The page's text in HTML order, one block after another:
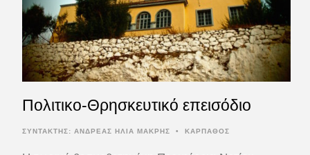
Πολιτικο-Θρησκευτικό επεισόδιο
ΣΥΝΤΆΚΤΗΣ: ΑΝΔΡΕΑΣ ΗΛΙΑ ΜΑΚΡΗΣ • ΚΑΡΠΑΘΟΣ